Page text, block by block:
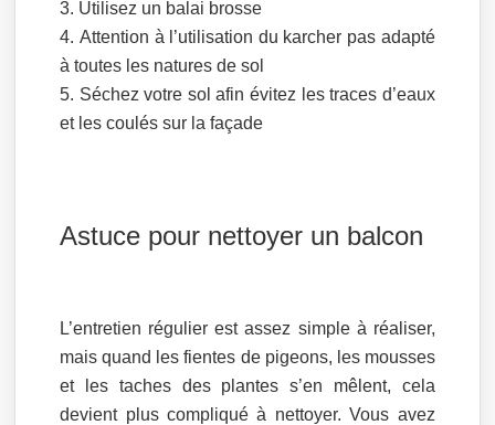
Utilisez un balai brosse
Attention à l’utilisation du karcher pas adapté
à toutes les natures de sol
Séchez votre sol afin évitez les traces d’eaux
et les coulés sur la façade
Astuce pour nettoyer un balcon
L’entretien régulier est assez simple à réaliser,
mais quand les fientes de pigeons, les mousses
et les taches des plantes s’en mêlent, cela
devient plus compliqué à nettoyer. Vous avez